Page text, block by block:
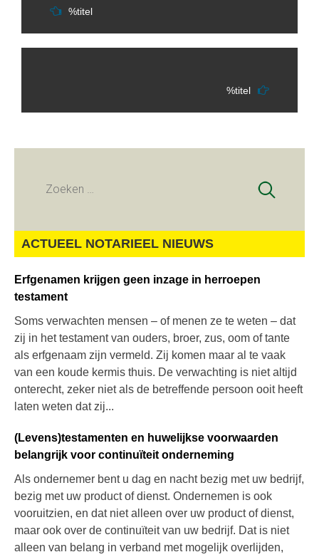
%titel
%titel
Zoeken
ACTUEEL NOTARIEEL NIEUWS
Erfgenamen krijgen geen inzage in herroepen
testament
Soms verwachten mensen – of menen ze te weten – dat
zij in het testament van ouders, broer, zus, oom of tante
als erfgenaam zijn vermeld. Zij komen maar al te vaak
van een koude kermis thuis. De verwachting is niet altijd
onterecht, zeker niet als de betreffende persoon ooit heeft
laten weten dat zij...
(Levens)testamenten en huwelijkse voorwaarden
belangrijk voor continuïteit onderneming
Als ondernemer bent u dag en nacht bezig met uw bedrijf,
bezig met uw product of dienst. Ondernemen is ook
vooruitzien, en dat niet alleen over uw product of dienst,
maar ook over de continuïteit van uw bedrijf. Dat is niet
alleen van belang in verband met mogelijk overlijden,